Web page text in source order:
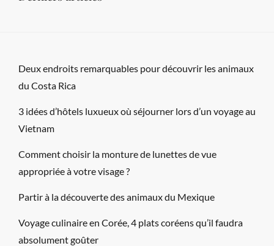
Deux endroits remarquables pour découvrir les animaux
du Costa Rica
3 idées d’hôtels luxueux où séjourner lors d’un voyage au
Vietnam
Comment choisir la monture de lunettes de vue
appropriée à votre visage ?
Partir à la découverte des animaux du Mexique
Voyage culinaire en Corée, 4 plats coréens qu’il faudra
absolument goûter